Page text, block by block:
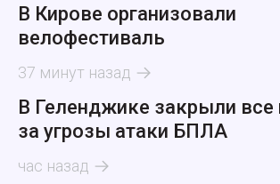
В Кирове организовали
велофестиваль
37 минут назад
В Геленджике закрыли все
за угрозы атаки БПЛА
час назад